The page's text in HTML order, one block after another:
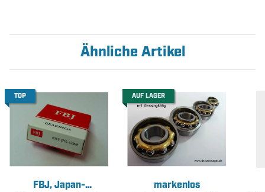
Ähnliche Artikel
TOP
FBJ, Japan-
AUF LAGER
markenlos